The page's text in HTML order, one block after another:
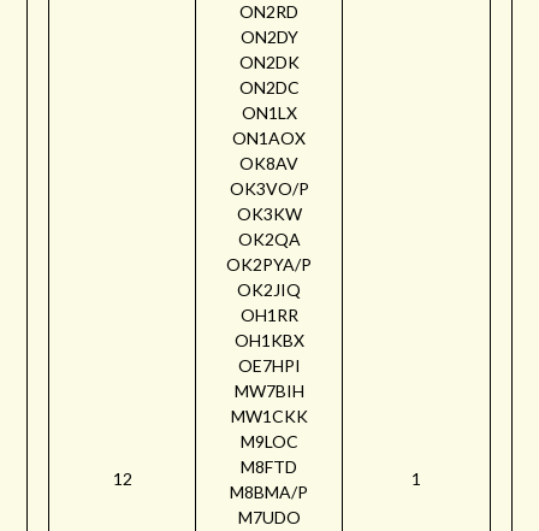
12
ON2RD
ON2DY
ON2DK
ON2DC
ON1LX
ON1AOX
OK8AV
OK3VO/P
OK3KW
OK2QA
OK2PYA/P
OK2JIQ
OH1RR
OH1KBX
OE7HPI
MW7BIH
MW1CKK
M9LOC
M8FTD
M8BMA/P
M7UDO
1